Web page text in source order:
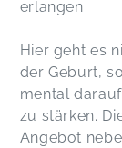
erlangen
Hier geht es
der Geburt,
mental
zu stärken.
Angebot